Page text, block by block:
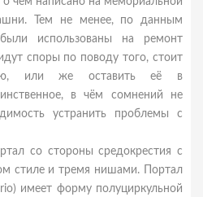
Тем не менее, по данным
использованы на ремонт
споры по поводу того, стоит
или же оставить её в
в чём сомнений не
устранить проблемы с
со стороны средокрестия с
стиле и тремя нишами. Портал
имеет форму полуциркульной